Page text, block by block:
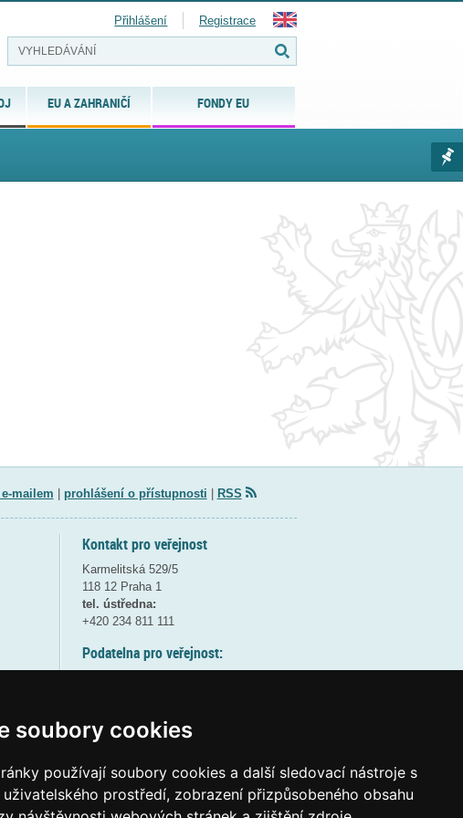
soubory cookies
používají soubory cookies a další sledovací nástroje s
prostředí, zobrazení přizpůsobeného obsahu
EU A ZAHRANIČÍ FONDY EU
Přihlášení Registrace
mailem prohlášení o přístupnosti RSS
Kontakt pro veřejnost
Karmelitská 529/5
118 12 Praha 1
tel. ústředna:
+420 234 811 111
Podatelna pro veřejnost:
(více informací
Elektronická podatelna: